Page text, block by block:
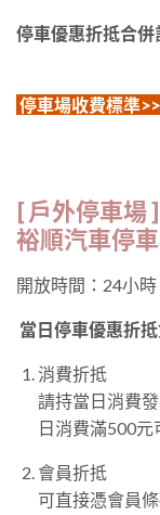
停車優惠折抵合併
停車場收費標準>>
[ 戶外停車場 ]
裕順汽車停
開放時間：24小時
當日停車優惠折抵
消費折抵
請持當日消費
日消費滿500元
會員折抵
可直接憑會員